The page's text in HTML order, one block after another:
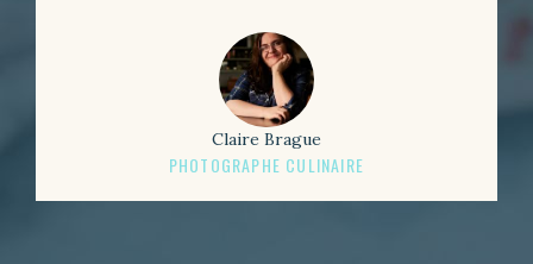
Claire Brague
PHOTOGRAPHE CULINAIRE